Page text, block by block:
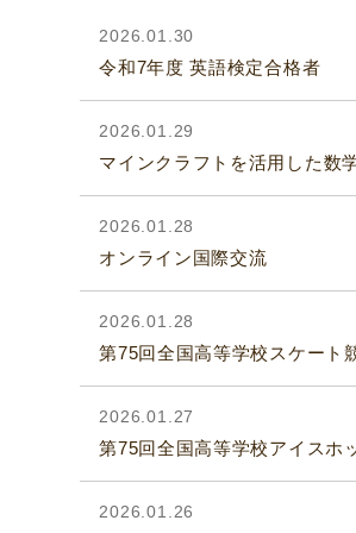
2026.01.30
令和7年度 英語検定合格者
2026.01.29
マインクラフトを活用した数
2026.01.28
オンライン国際交流
2026.01.28
第75回全国高等学校スケート
2026.01.27
第75回全国高等学校アイスホ
2026.01.26